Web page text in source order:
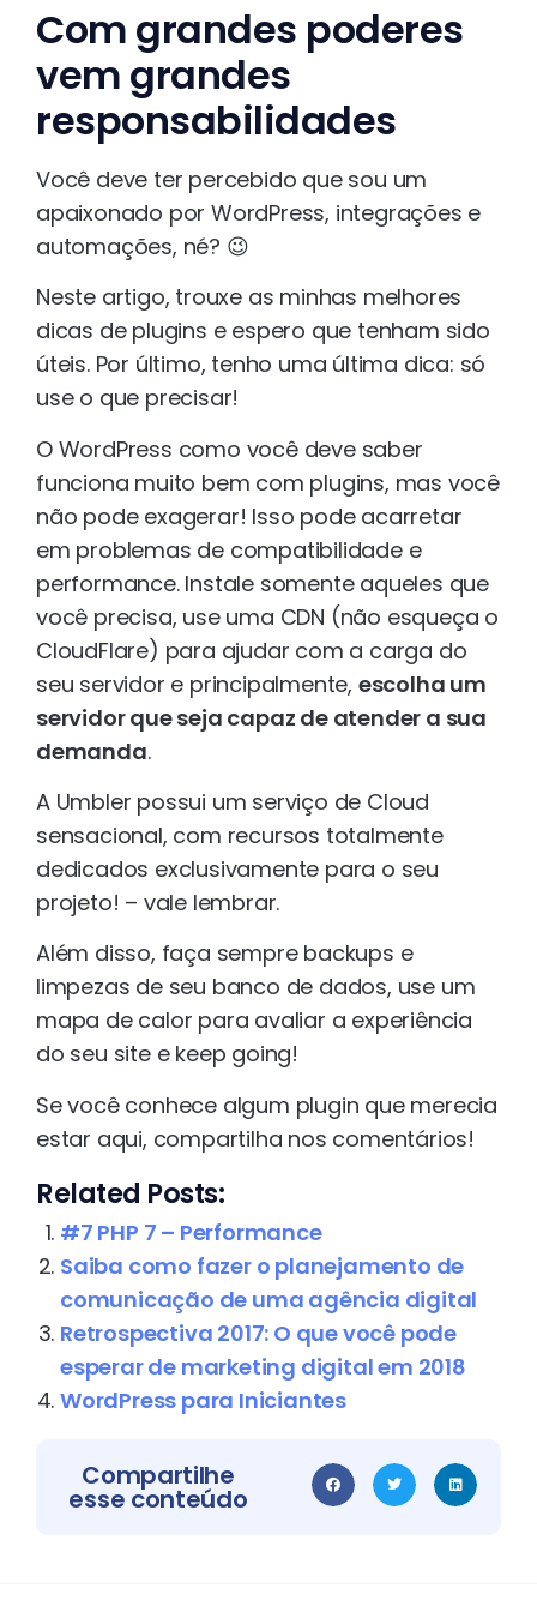
Com grandes poderes
vem grandes
responsabilidades
Você deve ter percebido que sou um
apaixonado por WordPress, integrações e
automações, né? 😉
Neste artigo, trouxe as minhas melhores
dicas de plugins e espero que tenham sido
úteis. Por último, tenho uma última dica: só
use o que precisar!
O WordPress como você deve saber
funciona muito bem com plugins, mas você
não pode exagerar! Isso pode acarretar
em problemas de compatibilidade e
performance. Instale somente aqueles que
você precisa, use uma CDN (não esqueça o
CloudFlare) para ajudar com a carga do
seu servidor e principalmente, escolha um
servidor que seja capaz de atender a sua
demanda.
A Umbler possui um serviço de Cloud
sensacional, com recursos totalmente
dedicados exclusivamente para o seu
projeto! – vale lembrar.
Além disso, faça sempre backups e
limpezas de seu banco de dados, use um
mapa de calor para avaliar a experiência
do seu site e keep going!
Se você conhece algum plugin que merecia
estar aqui, compartilha nos comentários!
Related Posts:
#7 PHP 7 – Performance
Saiba como fazer o planejamento de
comunicação de uma agência digital
Retrospectiva 2017: O que você pode
esperar de marketing digital em 2018
WordPress para Iniciantes
Compartilhe
esse conteúdo